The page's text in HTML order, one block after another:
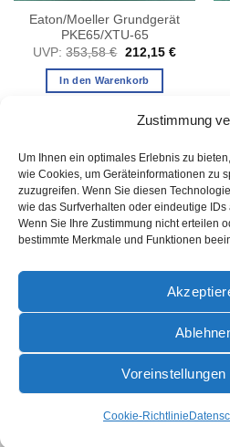
Zustimmung
Um Ihnen ein optimales Erlebnis zu
wie Cookies, um Geräteinformationen zu
zuzugreifen. Wenn Sie diesen
wie das Surfverhalten oder eindeutige
Wenn Sie Ihre Zustimmung nicht erteilen
bestimmte Merkmale und Funktionen
Voreinstellungen
Cookie-Richtlinie
Eaton/Moeller Grundgerät
PKE65/XTU-65
UVP: 353,58€ Ursprünglicher
war:
353,58 €
212,15 €Aktueller
In den Warenkorb
PayPal
DATENSCHUTZ
© 2024 - Horizont